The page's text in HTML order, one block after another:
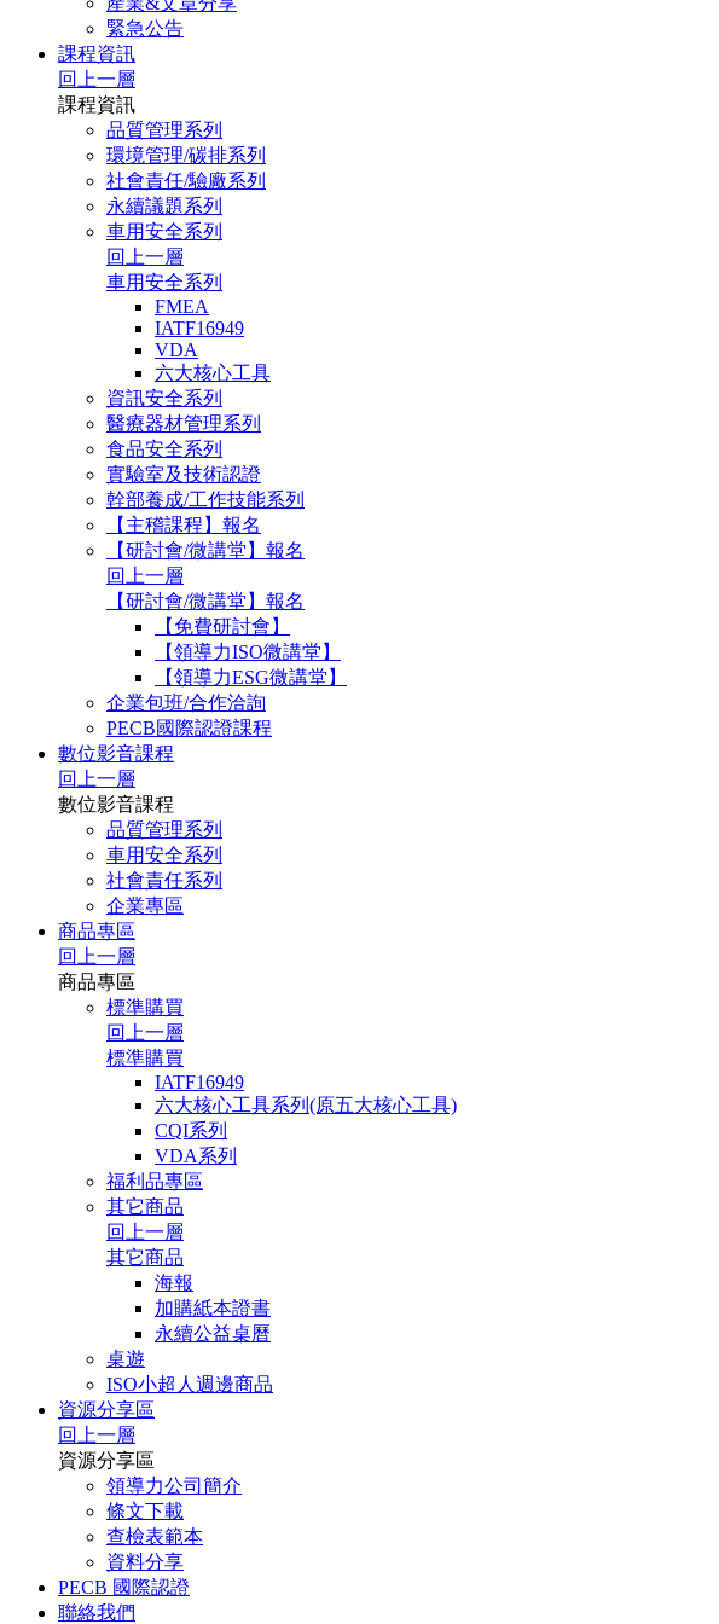
緊急公告
課程資訊
回上一層
課程資訊
品質管理系列
環境管理/碳排系列
社會責任/驗廠系列
永續議題系列
車用安全系列
回上一層
車用安全系列
FMEA
IATF16949
VDA
六大核心工具
資訊安全系列
醫療器材管理系列
食品安全系列
實驗室及技術認證
幹部養成/工作技能系列
【主稽課程】報名
【研討會/微講堂】報名
回上一層
【研討會/微講堂】報名
【免費研討會】
【領導力ISO微講堂】
【領導力ESG微講堂】
企業包班/合作洽詢
PECB國際認證課程
數位影音課程
回上一層
數位影音課程
品質管理系列
車用安全系列
社會責任系列
企業專區
商品專區
回上一層
商品專區
標準購買
回上一層
標準購買
IATF16949
六大核心工具系列(原五大核心工具)
CQI系列
VDA系列
福利品專區
其它商品
回上一層
其它商品
海報
加購紙本證書
永續公益桌曆
桌遊
ISO小超人週邊商品
資源分享區
回上一層
資源分享區
領導力公司簡介
條文下載
查檢表範本
資料分享
PECB 國際認證
聯絡我們